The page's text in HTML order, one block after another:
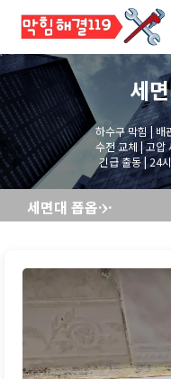
세
하수구 막힘 | 배
수전 교체 | 고압
긴급 출동 | 24
세면대 폽옵교체